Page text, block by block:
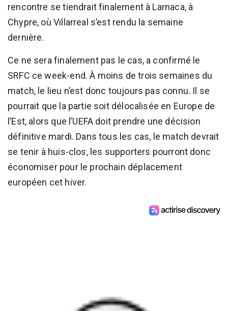
rencontre se tiendrait finalement à Larnaca, à
Chypre, où Villarreal s’est rendu la semaine
dernière.
Ce ne sera finalement pas le cas, a confirmé le
SRFC ce week-end. À moins de trois semaines du
match, le lieu n’est donc toujours pas connu. Il se
pourrait que la partie soit délocalisée en Europe de
l’Est, alors que l’UEFA doit prendre une décision
définitive mardi. Dans tous les cas, le match devrait
se tenir à huis-clos, les supporters pourront donc
économiser pour le prochain déplacement
européen cet hiver.